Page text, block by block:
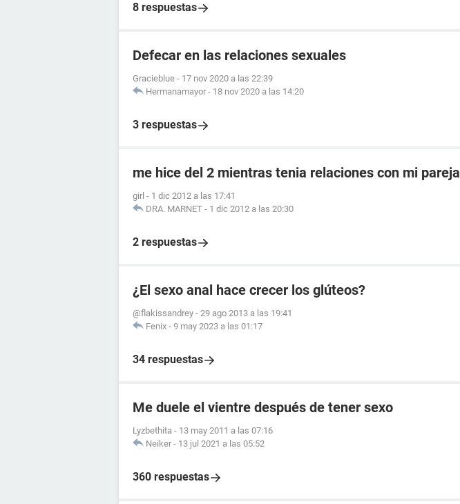
8 respuestas
Defecar en las relaciones sexuales
Gracieblue - 17 nov 2020 a las 22:39
Hermanamayor - 18 nov 2020 a las 14:20
3 respuestas
me hice del 2 mientras tenia relaciones con mi pareja
girl - 1 dic 2012 a las 17:41
DRA. MARNET - 1 dic 2012 a las 20:30
2 respuestas
¿El sexo anal hace crecer los glúteos?
@flakissandrey - 29 ago 2013 a las 19:41
Fenix - 9 may 2023 a las 01:17
34 respuestas
Me duele el vientre después de tener sexo
Lyzbethita - 13 may 2011 a las 07:16
Neiker - 13 jul 2021 a las 05:52
360 respuestas